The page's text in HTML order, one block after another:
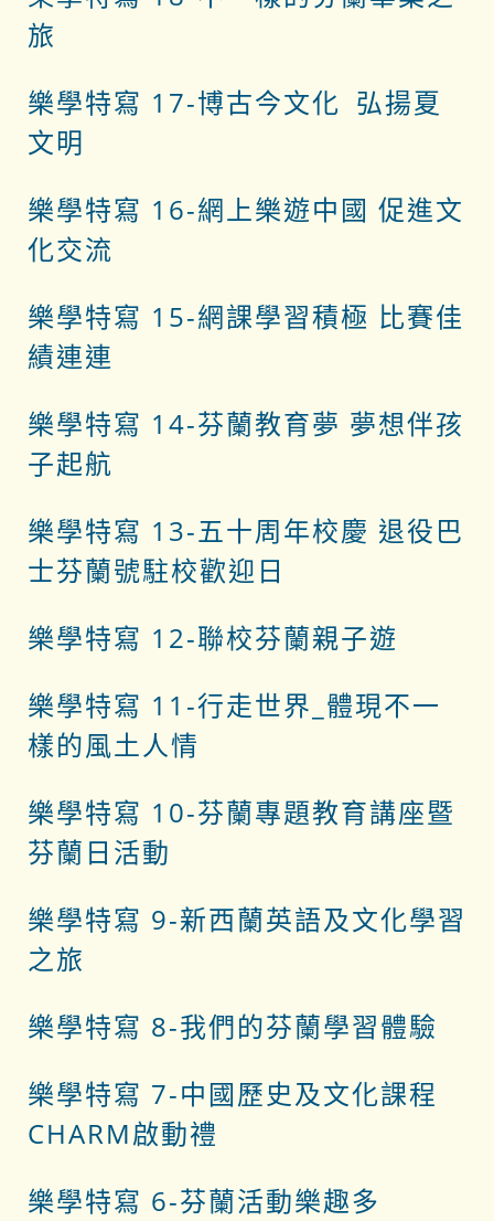
旅
樂學特寫 17-博古今文化 弘揚夏
文明
樂學特寫 16-網上樂遊中國 促進文
化交流
樂學特寫 15-網課學習積極 比賽佳
績連連
樂學特寫 14-芬蘭教育夢 夢想伴孩
子起航
樂學特寫 13-五十周年校慶 退役巴
士芬蘭號駐校歡迎日
樂學特寫 12-聯校芬蘭親子遊
樂學特寫 11-行走世界_體現不一
樣的風土人情
樂學特寫 10-芬蘭專題教育講座暨
芬蘭日活動
樂學特寫 9-新西蘭英語及文化學習
之旅
樂學特寫 8-我們的芬蘭學習體驗
樂學特寫 7-中國歷史及文化課程
CHARM啟動禮
樂學特寫 6-芬蘭活動樂趣多